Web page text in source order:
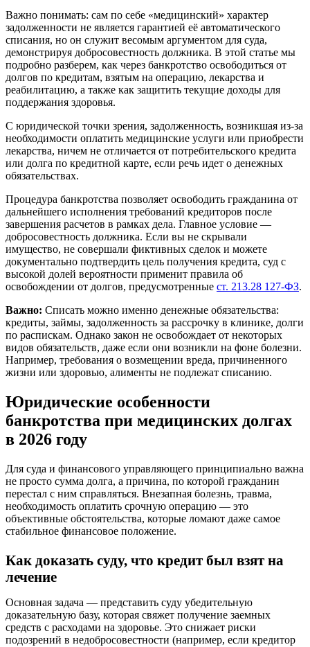
Важно понимать: сам по себе «медицинский» характер
задолженности не является гарантией её автоматического
списания, но он служит весомым аргументом для суда,
демонстрируя добросовестность должника. В этой статье мы
подробно разберем, как через банкротство освободиться от
долгов по кредитам, взятым на операцию, лекарства и
реабилитацию, а также как защитить текущие доходы для
поддержания здоровья.
С юридической точки зрения, задолженность, возникшая из-за
необходимости оплатить медицинские услуги или приобрести
лекарства, ничем не отличается от потребительского кредита
или долга по кредитной карте, если речь идет о денежных
обязательствах.
Процедура банкротства позволяет освободить гражданина от
дальнейшего исполнения требований кредиторов после
завершения расчетов в рамках дела. Главное условие —
добросовестность должника. Если вы не скрывали
имущество, не совершали фиктивных сделок и можете
документально подтвердить цель получения кредита, суд с
высокой долей вероятности применит правила об
освобождении от долгов, предусмотренные ст. 213.28 127-ФЗ.
Важно: Списать можно именно денежные обязательства:
кредиты, займы, задолженность за рассрочку в клинике, долги
по распискам. Однако закон не освобождает от некоторых
видов обязательств, даже если они возникли на фоне болезни.
Например, требования о возмещении вреда, причиненного
жизни или здоровью, алименты не подлежат списанию.
Юридические особенности
банкротства при медицинских долгах
в 2026 году
Для суда и финансового управляющего принципиально важна
не просто сумма долга, а причина, по которой гражданин
перестал с ним справляться. Внезапная болезнь, травма,
необходимость оплатить срочную операцию — это
объективные обстоятельства, которые ломают даже самое
стабильное финансовое положение.
Как доказать суду, что кредит был взят на
лечение
Основная задача — представить суду убедительную
доказательную базу, которая свяжет получение заемных
средств с расходами на здоровье. Это снижает риски
подозрений в недобросовестности (например, если кредитор